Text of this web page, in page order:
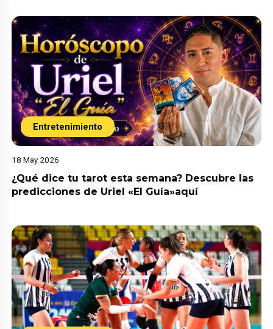
Entretenimiento
18 May 2026
¿Qué dice tu tarot esta semana? Descubre las
predicciones de Uriel «El Guía»aquí